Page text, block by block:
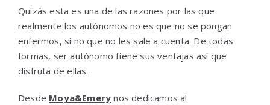
Quizás esta es una de las razones por las que
realmente los autónomos no es que no se pongan
enfermos, si no que no les sale a cuenta. De todas
formas, ser autónomo tiene sus ventajas así que
disfruta de ellas.
Desde Moya&Emery nos dedicamos al